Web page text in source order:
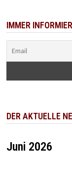
IMMER
DER AKTUELLE
Juni 2026